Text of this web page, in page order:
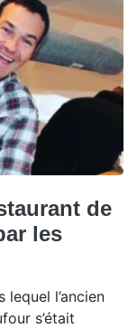
de
les
l’ancien
s’était